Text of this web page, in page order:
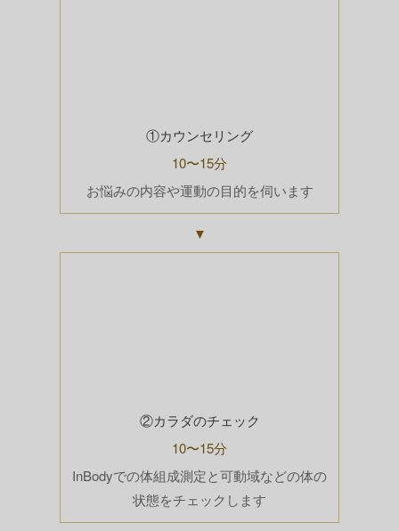
①カウンセリング
10〜15分
お悩みの内容や運動の目的を伺います
▼
②カラダのチェック
10〜15分
InBodyでの体組成測定と可動域などの体の
状態をチェックします